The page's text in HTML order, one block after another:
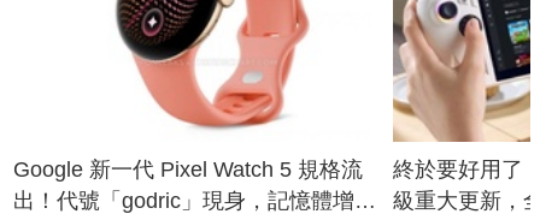
Google 新一代 Pixel Watch 5 規格流
出！代號「godric」現身，記憶體增強
終於要好用了
級重大更新，